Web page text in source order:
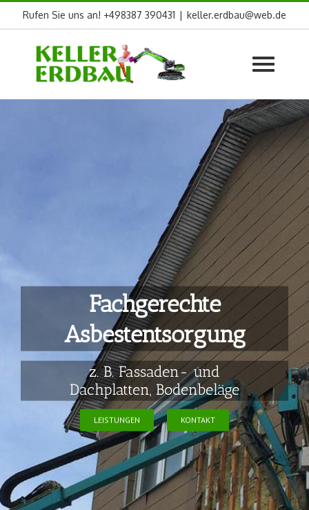
Skip
Rufen Sie uns an! +498387 390431 | keller.erdbau@web.de
Fachgerechte
Asbestentsorgung
z. B. Fassaden- und
Dachplatten, Bodenbeläge
LEISTUNGEN KONTAKT